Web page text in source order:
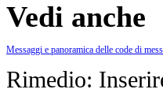
Vedi anche
Messaggi e panoramica delle code di
Rimedio: